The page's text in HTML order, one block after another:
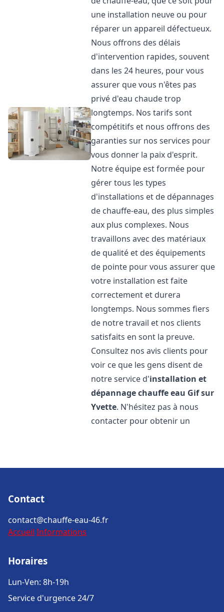
une installation neuve ou pour
réparer un appareil défectueux.
Nous offrons des délais
d'intervention rapides, souvent
dans les 24 heures, pour vous
assurer que vous n'êtes pas
privé d'eau chaude trop
longtemps. Nos tarifs sont
compétitifs et nous offrons des
garanties sur nos services pour
vous donner la paix d'esprit.
Notre équipe est formée pour
gérer tous les types
d'installations et de dépannages
de chauffe-eau, des plus simples
aux plus complexes. Nous
travaillons avec des matériaux
de qualité et des équipements
de pointe pour vous assurer que
votre installation est faite
correctement et durera
longtemps. Nous sommes fiers
de notre travail et nos clients
satisfaits en sont la preuve.
Consultez nos avis clients pour
voir ce que les gens disent de
notre service d'installation et
dépannage chauffe eau Gif sur
Yvette. N'hésitez pas à nous
contacter pour obtenir un
Contact
contact@chauffe-eau-46.fr
Accueil Informations
Horaires
Lun-Ven: 8h-19h
Service d'urgence 24/7